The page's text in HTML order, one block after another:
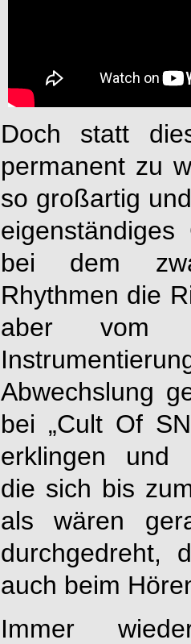
Doch statt
permanent zu
so großartig
eigenständiges
bei dem
Rhythmen die
aber vom
Abwechslung
bei „Cult Of
erklingen und
die sich bis
als wären
durchgedreht,
auch beim
Immer